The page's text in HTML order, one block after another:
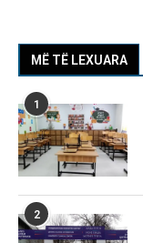
MË TË LEXUARA
1
2